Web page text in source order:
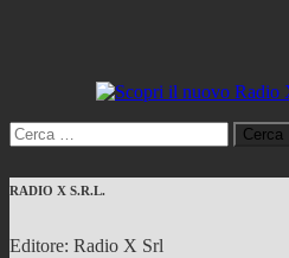
Ricerca
per:
RADIO X S.R.L.
Editore: Radio X Srl